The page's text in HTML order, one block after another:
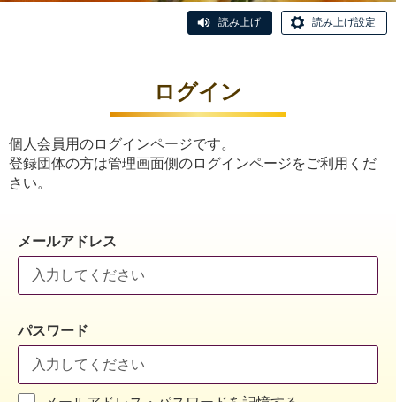
読み上げ 読み上げ設定
ログイン
個人会員用のログインページです。
登録団体の方は管理画面側のログインページをご利用くだ
さい。
メールアドレス
パスワード